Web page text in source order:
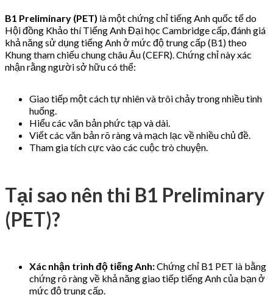
B1 Preliminary (PET) là một chứng chỉ tiếng Anh quốc tế do
Hội đồng Khảo thí Tiếng Anh Đại học Cambridge cấp, đánh giá
khả năng sử dụng tiếng Anh ở mức độ trung cấp (B1) theo
Khung tham chiếu chung châu Âu (CEFR). Chứng chỉ này xác
nhận rằng người sở hữu có thể:
Giao tiếp một cách tự nhiên và trôi chảy trong nhiều tình
huống.
Hiểu các văn bản phức tạp và dài.
Viết các văn bản rõ ràng và mạch lạc về nhiều chủ đề.
Tham gia tích cực vào các cuộc trò chuyện.
Tại sao nên thi B1 Preliminary
(PET)?
Xác nhận trình độ tiếng Anh:Chứng chỉ B1 PET là bằng
chứng rõ ràng về khả năng giao tiếp tiếng Anh của bạn ở
mức độ trung cấp.